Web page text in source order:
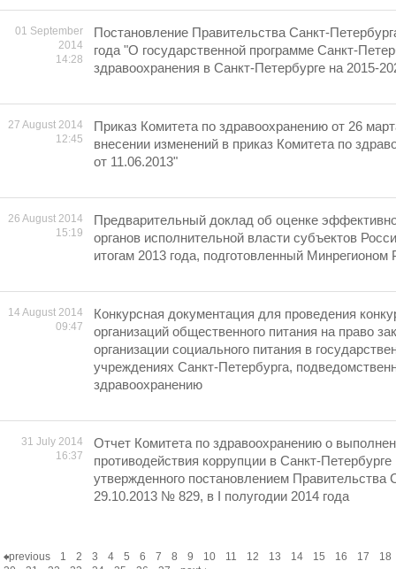
01 September
2014
14:28
Постановление Правительства Санкт-
года "О государственной программе Санкт-
здравоохранения в Санкт-Петербурге на 2015-
27 August 2014
12:45
Приказ Комитета по здравоохранению от 26
внесении изменений в приказ Комитета по
от 11.06.2013"
26 August 2014
15:19
Предварительный доклад об оценке
органов исполнительной власти субъектов
итогам 2013 года, подготовленный Минрегионом
14 August 2014
09:47
Конкурсная документация для проведения
организаций общественного питания на право
организации социального питания в
учреждениях Санкт-Петербурга,
здравоохранению
31 July 2014
16:37
Отчет Комитета по здравоохранению о
противодействия коррупции в Санкт-
утвержденного постановлением Правительства
29.10.2013 № 829, в I полугодии 2014 года
previous 1 2 3 4 5 6 7 8 9 10 11 12 13 14 15 16 17
18